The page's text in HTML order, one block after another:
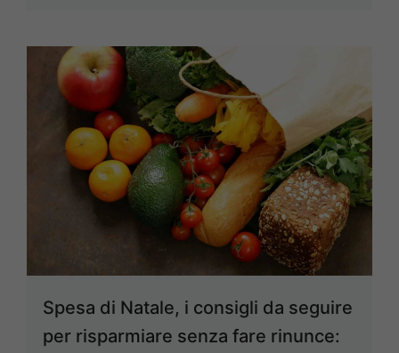
Spesa di Natale, i consigli da seguire
per risparmiare senza fare rinunce: